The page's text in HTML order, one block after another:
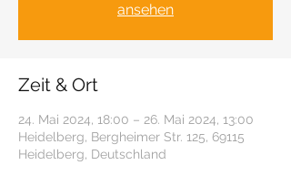
ansehen
Zeit & Ort
24. Mai 2024, 18:00 – 26. Mai 2024, 13:00
Heidelberg, Bergheimer Str. 125, 69115
Heidelberg, Deutschland